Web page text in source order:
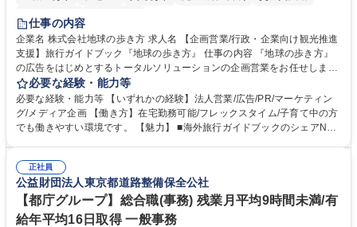
駅近5分以内
仕事の内容
企業名 株式会社地球の歩き方 求人名 【企画営業/行政・企業向け観光推進
支援】旅行ガイドブック『地球の歩き方』 仕事の内容 『地球の歩き方』
の広告をはじめとするトータルソリューションの企画営業をお任せしま
す。クライアントは、観光（海外旅行、国内旅行、インバウンド）で地域
や事業を推進したい国内外の行政や企業です。 【業務詳細】■『地球の歩
き方』は海外旅行ガイドブックのNo.1ブランドであり、国内旅行において
も牽引しております。観光推進支援においても、業界を牽引する意欲的な
に、インバウンドのトップブランドに成長しております■旅が業務であ
り、日常です。旅好きにはこれ以上ない環境です 募集職種 【企画営業/行
政・企業向け観光推進支援】旅行ガイドブック『地球の歩き方』
必要な経験・能力等
必要な経験・能力等 【いずれかの経験】法人営業/広告/PR/マーケティン
グ/メディア企画 【働き方】在宅勤務可能/フレックスタイム/子育て中の方
でも働きやすい環境です。 【魅力】 ■海外旅行ガイドブックのシェアNo.1
であり、「地球の歩き方」としてどう取り組むか、共に形を作るコアメン
バーとして活躍いただきます。 学歴・資格 学歴：大学院 大学 語学力： 資
格：
正社員
公益財団法人東京都道路整備保全公社
【都庁グループ】総合職(事務) 残業月平均9時間未満/有
給年平均16日取得 一般事務